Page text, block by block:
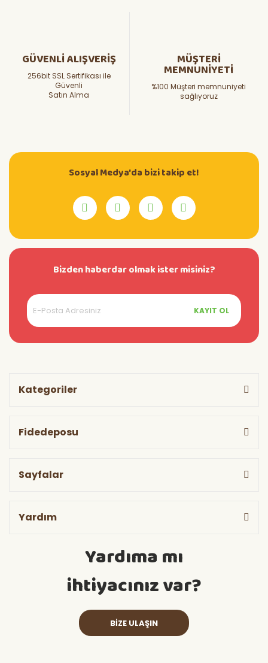
GÜVENLİ ALIŞVERİŞ
256bit SSL Sertifikası ile
Güvenli
Satın Alma
MÜŞTERİ
MEMNUNİYETİ
%100 Müşteri memnuniyeti
sağlıyoruz
Sosyal Medya'da bizi takip et!
Bizden haberdar olmak ister misiniz?
KAYIT OL
Kategoriler
Fidedeposu
Sayfalar
Yardım
Yardıma mı
ihtiyacınız var?
BİZE ULAŞIN